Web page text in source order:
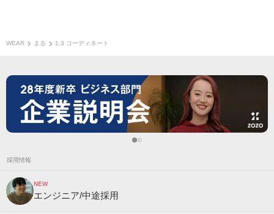
WEAR まる 1.3 コーディネート
採用情報
NEW
エンジニア/中途採用